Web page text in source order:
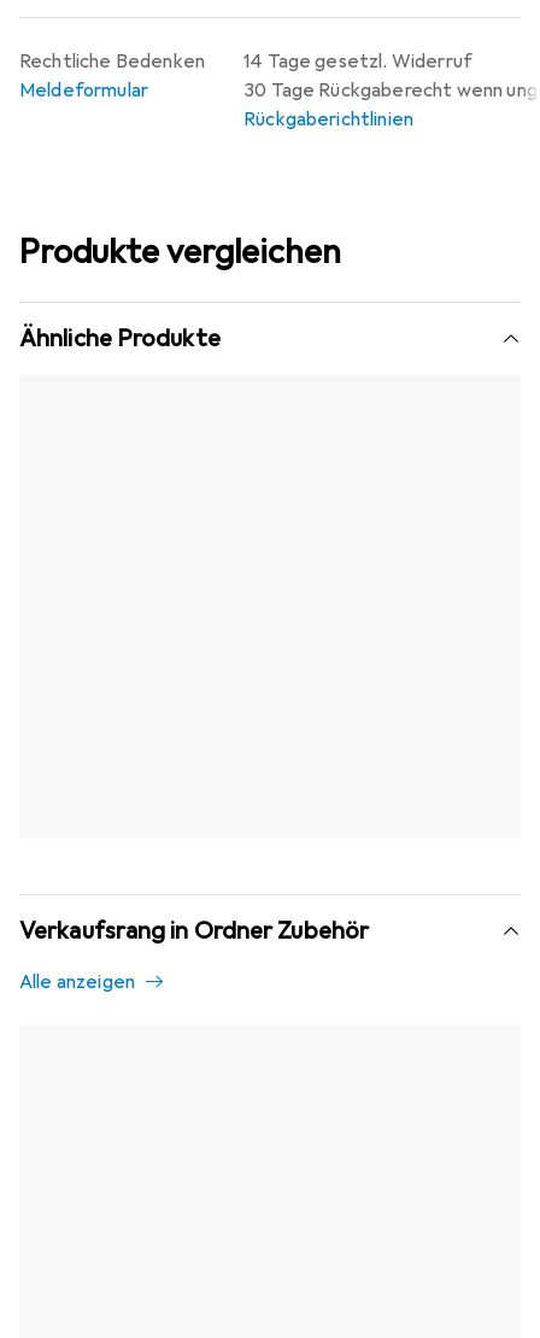
14 Tage gesetzl. Widerruf
30 Tage Rückgaberecht wenn
Rückgaberichtlinien
Rechtliche Bedenken
Meldeformular
Produkte vergleichen
Ähnliche Produkte
Verkaufsrang in Ordner Zubehör
Alle anzeigen